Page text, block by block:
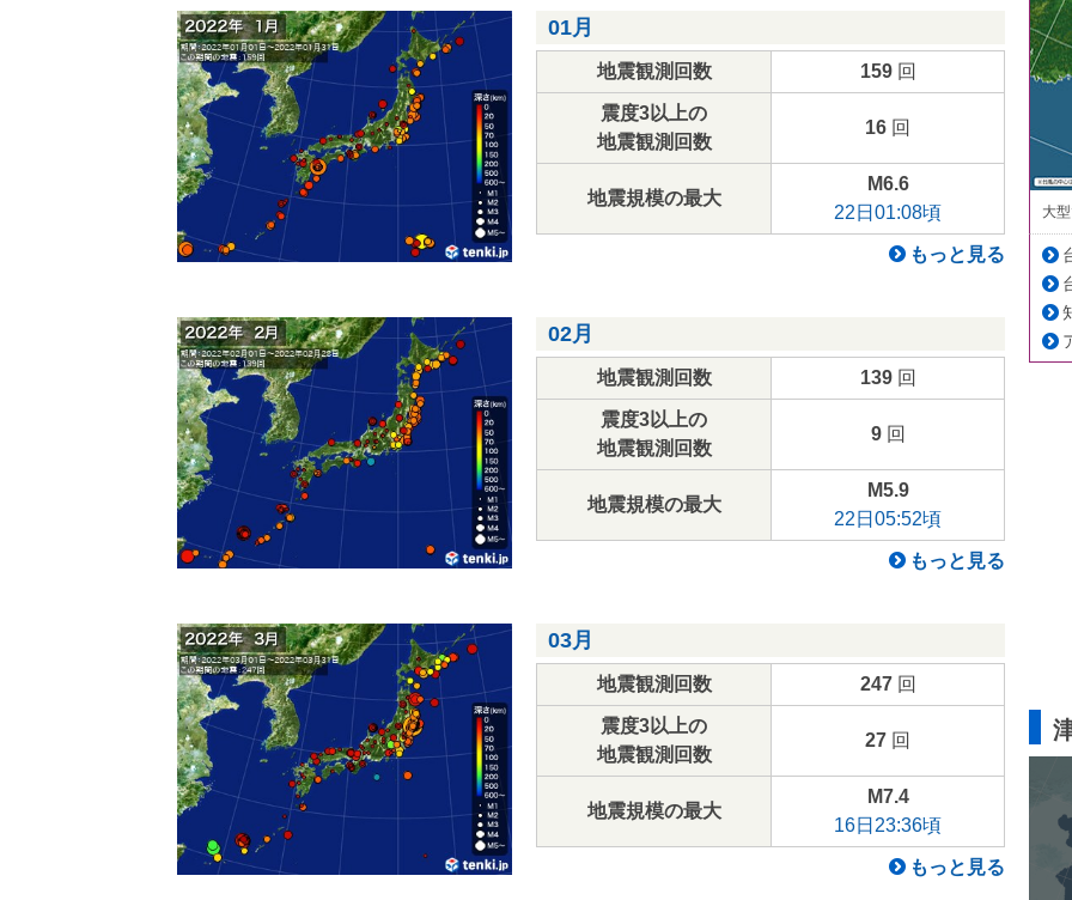
01月
地震観測回数 159回
震度3以上の
地震観測回数
16 回
地震規模の最大
M6.6
22日01:08頃
もっと見る
02月
地震観測回数 139回
震度3以上の
地震観測回数
9回
地震規模の最大
M5.9
22日05:52頃
もっと見る
03月
地震観測回数 247回
震度3以上の
地震観測回数
27 回
地震規模の最大
M7.4
16日23:36頃
もっと見る
大